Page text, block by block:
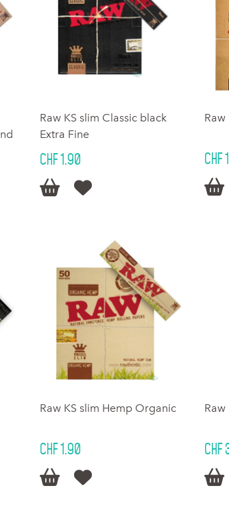
Raw KS slim Classic black
Extra Fine
CHF 1.90
 
Raw
CHF

Raw KS slim Hemp Organic
CHF 1.90
 
Raw
CHF
